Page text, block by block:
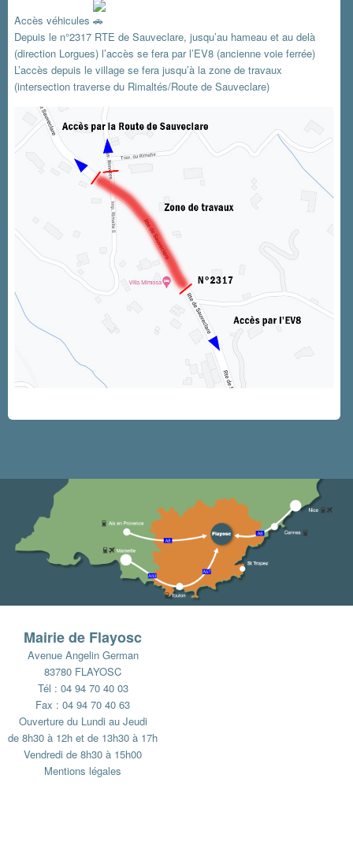
Accès véhicules
Depuis le n°2317 RTE de Sauveclare, jusqu’au hameau et au delà
(direction Lorgues) l’accès se fera par l’EV8 (ancienne voie ferrée)
L’accès depuis le village se fera jusqu’à la zone de travaux
(intersection traverse du Rimaltés/Route de Sauveclare)
Mairie de Flayosc
Avenue Angelin German
83780 FLAYOSC
Tél : 04 94 70 40 03
Fax : 04 94 70 40 63
Ouverture du Lundi au Jeudi
de 8h30 à 12h et de 13h30 à 17h
Vendredi de 8h30 à 15h00
Mentions légales